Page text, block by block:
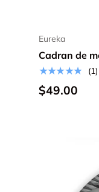
Eureka
Cadran de
★★★★★
(1)
$49.00